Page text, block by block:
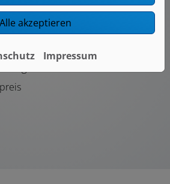
Badplanung
Alle akzeptieren
Impressum